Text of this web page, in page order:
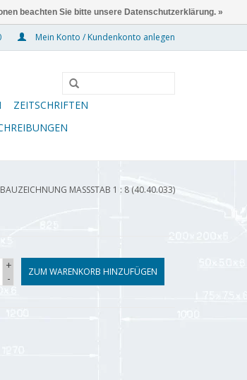
Mein Konto / Kundenkonto anlegen
ZEITSCHRIFTEN
MASSSTAB 1 : 8 (40.40.033)
+
-
ZUM WARENKORB HINZUFÜGEN
beachten Sie bitte unsere Datenschutzerklärung. »